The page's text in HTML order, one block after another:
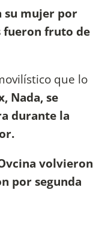
su mujer por
fueron fruto de
que lo
Nada, se
durante la
volvieron
por segunda